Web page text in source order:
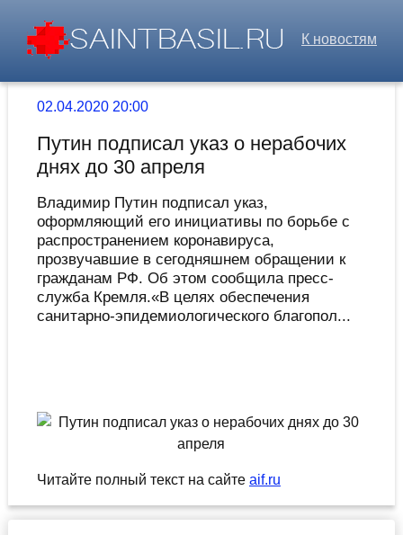
К новостям
02.04.2020 20:00
Путин подписал указ о нерабочих
днях до 30 апреля
Владимир Путин подписал указ,
оформляющий его инициативы по борьбе с
распространением коронавируса,
прозвучавшие в сегодняшнем обращении к
гражданам РФ. Об этом сообщила пресс-
служба Кремля.«В целях обеспечения
санитарно-эпидемиологического благопол...
Читайте полный текст на сайте aif.ru